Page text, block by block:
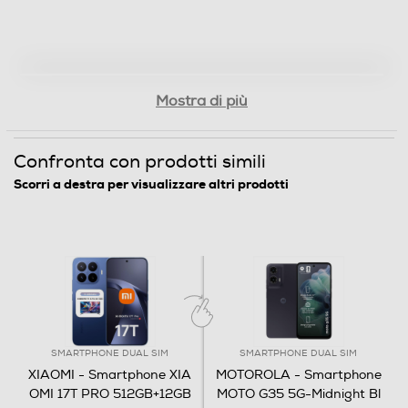
Memoria
Capacità di memoria-GB
Capacità RAM - MB
12288
Connessioni
Bluetooth
Mostra di più
Confronta con prodotti simili
Scorri a destra per visualizzare altri prodotti
SMARTPHONE DUAL SIM
XIAOMI - Smartphone XIA
OMI 17T PRO 512GB+12GB
SMARTPHONE DUAL SIM
MOTOROLA - Smartphone
MOTO G35 5G-Midnight Bl